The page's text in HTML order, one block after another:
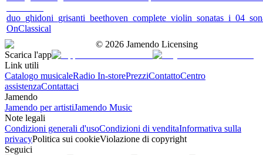
OnClassical
© 2026 Jamendo Licensing
Scarica l'app
Link utili
Catalogo musicaleRadio In-storePrezziContattoCentro
assistenzaContattaci
Jamendo
Jamendo per artistiJamendo Music
Note legali
Condizioni generali d'usoCondizioni di venditaInformativa sulla
privacyPolitica sui cookieViolazione di copyright
Seguici